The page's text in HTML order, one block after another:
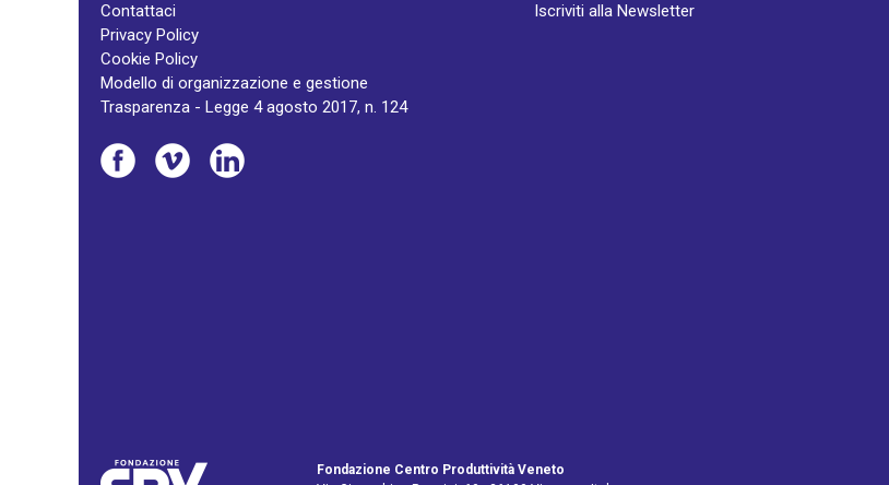
Contattaci
Privacy Policy
Cookie Policy
Modello di organizzazione e gestione
Trasparenza - Legge 4 agosto 2017, n. 124
Iscriviti alla Newsletter
Fondazione Centro Produttività Veneto